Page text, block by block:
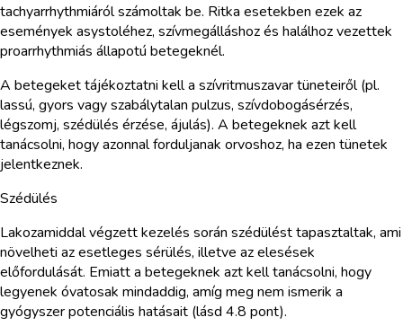
tachyarrhythmiáról számoltak be. Ritka esetekben ezek az
események asystoléhez, szívmegálláshoz és halálhoz vezettek
proarrhythmiás állapotú betegeknél.
A betegeket tájékoztatni kell a szívritmuszavar tüneteiről (pl.
lassú, gyors vagy szabálytalan pulzus, szívdobogásérzés,
légszomj, szédülés érzése, ájulás). A betegeknek azt kell
tanácsolni, hogy azonnal forduljanak orvoshoz, ha ezen tünetek
jelentkeznek.
Szédülés
Lakozamiddal végzett kezelés során szédülést tapasztaltak, ami
növelheti az esetleges sérülés, illetve az elesések
előfordulását. Emiatt a betegeknek azt kell tanácsolni, hogy
legyenek óvatosak mindaddig, amíg meg nem ismerik a
gyógyszer potenciális hatásait (lásd 4.8 pont).